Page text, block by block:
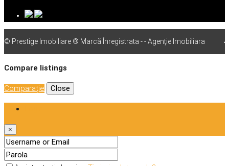
© Prestige Imobiliare ® Marcă Înregistrata - - Agenție Imobiliara
Compare listings
Comparaţie Close
×